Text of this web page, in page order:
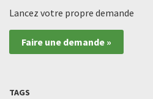
Lancez votre propre demande
Faire une demande »
TAGS